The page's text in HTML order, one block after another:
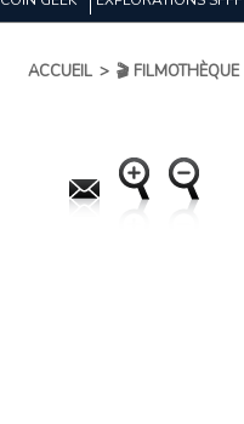
ACCUEIL > 🎬 FILMOTHÈQUE